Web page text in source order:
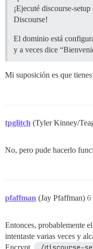
¡Ejecuté discourse-
Discourse!
El dominio está
y a veces dice
Mi suposición es que
tpglitch (Tyler Kinney/
No, pero pude hacerlo
pfaffman (Jay Pfaffman) 6
Entonces, probablemente
intentaste varias veces y
Encrypt.